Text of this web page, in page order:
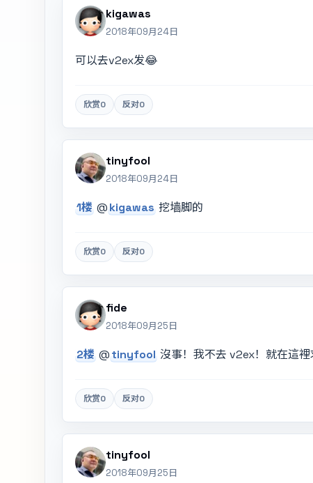
kigawas
2018年09月24日
可以去v2ex发😂
欣赏0 反对0
tinyfool
2018年09月24日
1楼 @kigawas 挖墙脚的
欣赏0 反对0
fide
2018年09月25日
2楼 @tinyfool 沒事！我不去 v2ex！就在這裡
欣赏0 反对0
tinyfool
2018年09月25日